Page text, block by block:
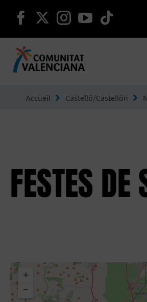
continuer sur
continuer sur
continuer
Accueil Castelló/Castellón
FESTES
+
−